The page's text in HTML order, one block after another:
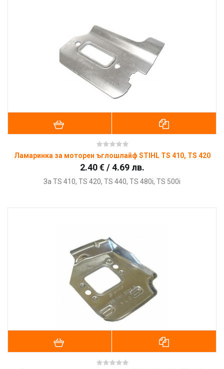
Ламаринка за моторен ъглошлайф STIHL TS 410, TS 420
2.40 € / 4.69 лв.
За TS 410, TS 420, TS 440, TS 480i, TS 500i